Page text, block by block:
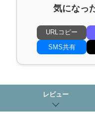
気になっ
URLコピー
SMS共有
レビュー